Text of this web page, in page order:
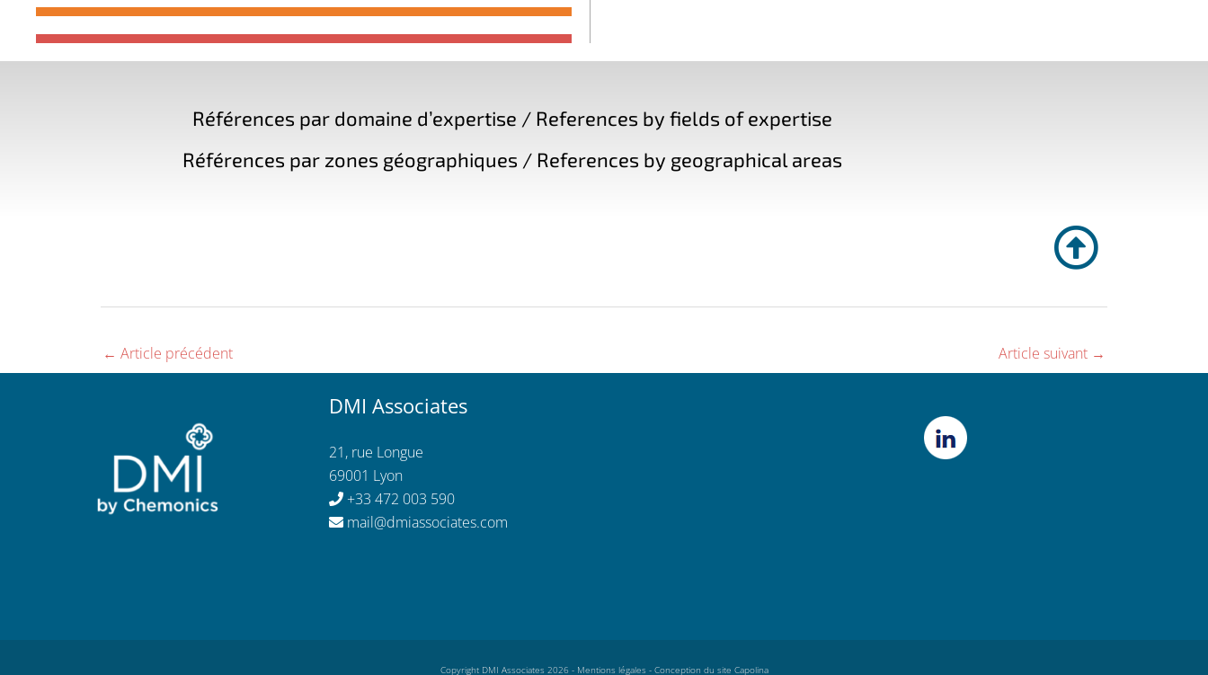
Références par domaine d’expertise / References by fields of expertise
Références par zones géographiques / References by geographical areas
← Article précédent Article suivant →
DMI Associates
21, rue Longue
69001 Lyon
+33 472 003 590
mail@dmiassociates.com
Copyright DMI Associates 2026 - Mentions légales- Conception du site Capolina